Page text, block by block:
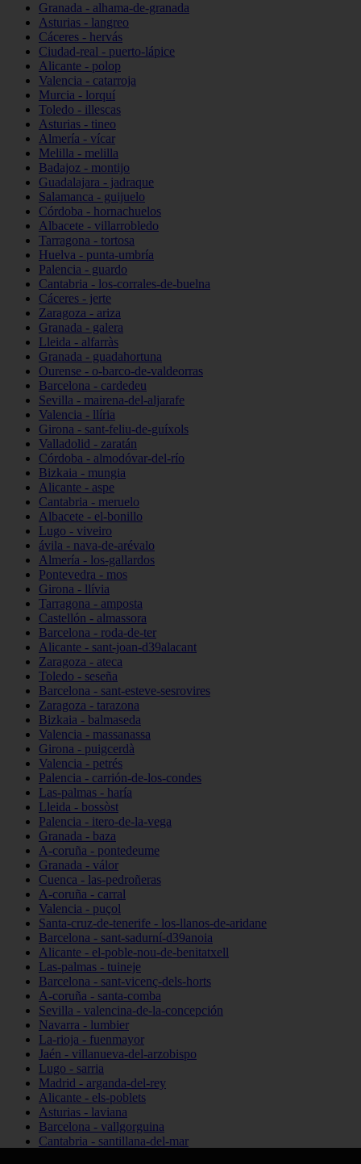
Granada - alhama-de-granada
Asturias - langreo
Cáceres - hervás
Ciudad-real - puerto-lápice
Alicante - polop
Valencia - catarroja
Murcia - lorquí
Toledo - illescas
Asturias - tineo
Almería - vícar
Melilla - melilla
Badajoz - montijo
Guadalajara - jadraque
Salamanca - guijuelo
Córdoba - hornachuelos
Albacete - villarrobledo
Tarragona - tortosa
Huelva - punta-umbría
Palencia - guardo
Cantabria - los-corrales-de-buelna
Cáceres - jerte
Zaragoza - ariza
Granada - galera
Lleida - alfarràs
Granada - guadahortuna
Ourense - o-barco-de-valdeorras
Barcelona - cardedeu
Sevilla - mairena-del-aljarafe
Valencia - llíria
Girona - sant-feliu-de-guíxols
Valladolid - zaratán
Córdoba - almodóvar-del-río
Bizkaia - mungia
Alicante - aspe
Cantabria - meruelo
Albacete - el-bonillo
Lugo - viveiro
ávila - nava-de-arévalo
Almería - los-gallardos
Pontevedra - mos
Girona - llívia
Tarragona - amposta
Castellón - almassora
Barcelona - roda-de-ter
Alicante - sant-joan-d39alacant
Zaragoza - ateca
Toledo - seseña
Barcelona - sant-esteve-sesrovires
Zaragoza - tarazona
Bizkaia - balmaseda
Valencia - massanassa
Girona - puigcerdà
Valencia - petrés
Palencia - carrión-de-los-condes
Las-palmas - haría
Lleida - bossòst
Palencia - itero-de-la-vega
Granada - baza
A-coruña - pontedeume
Granada - válor
Cuenca - las-pedroñeras
A-coruña - carral
Valencia - puçol
Santa-cruz-de-tenerife - los-llanos-de-aridane
Barcelona - sant-sadurní-d39anoia
Alicante - el-poble-nou-de-benitatxell
Las-palmas - tuineje
Barcelona - sant-vicenç-dels-horts
A-coruña - santa-comba
Sevilla - valencina-de-la-concepción
Navarra - lumbier
La-rioja - fuenmayor
Jaén - villanueva-del-arzobispo
Lugo - sarria
Madrid - arganda-del-rey
Alicante - els-poblets
Asturias - laviana
Barcelona - vallgorguina
Cantabria - santillana-del-mar